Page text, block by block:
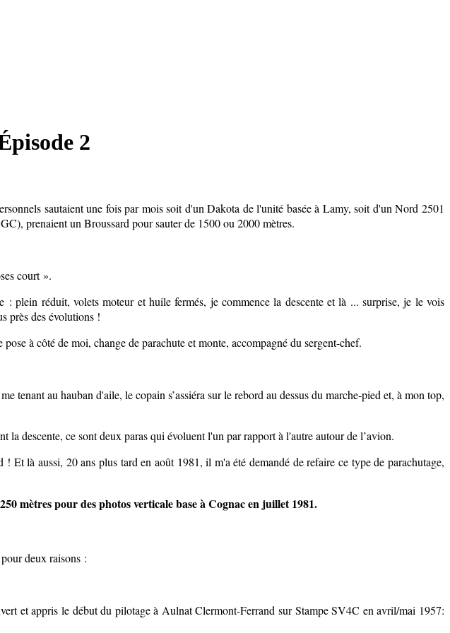
2
sautaient une fois par mois soit d'un Dakota de l'unité basée à Lamy, soit d'un Nord 2501
prenaient un Broussard pour sauter de 1500 ou 2000 mètres.
court ».
plein réduit, volets moteur et huile fermés, je commence la descente et là ... surprise, je le vois
près des évolutions !
à côté de moi, change de parachute et monte, accompagné du sergent-chef.
tenant au hauban d'aile, le copain s’assiéra sur le rebord au dessus du marche-pied et, à mon top,
descente, ce sont deux paras qui évoluent l'un par rapport à l'autre autour de l’avion.
là aussi, 20 ans plus tard en août 1981, il m'a été demandé de refaire ce type de parachutage,
mètres pour des photos verticale base à Cognac en juillet 1981.
deux raisons :
et appris le début du pilotage à Aulnat Clermont-Ferrand sur Stampe SV4C en avril/mai 1957: